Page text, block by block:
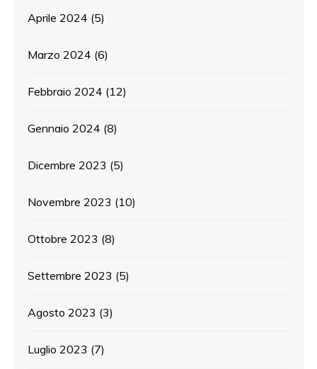
Aprile 2024 (5)
Marzo 2024 (6)
Febbraio 2024 (12)
Gennaio 2024 (8)
Dicembre 2023 (5)
Novembre 2023 (10)
Ottobre 2023 (8)
Settembre 2023 (5)
Agosto 2023 (3)
Luglio 2023 (7)